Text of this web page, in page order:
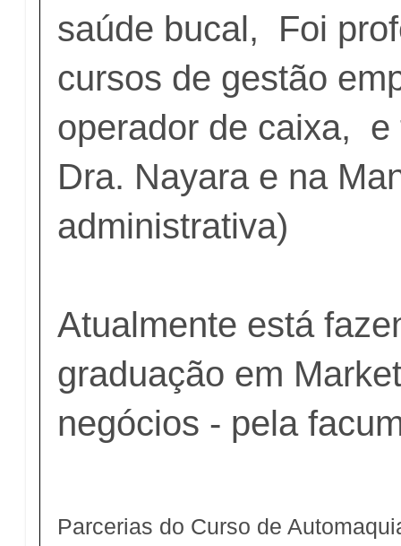
saúde bucal, Foi
cursos de gestão
operador de caixa, e
Dra. Nayara e na
administrativa)
Atualmente está
graduação em
negócios - pela
Parcerias do Curso de